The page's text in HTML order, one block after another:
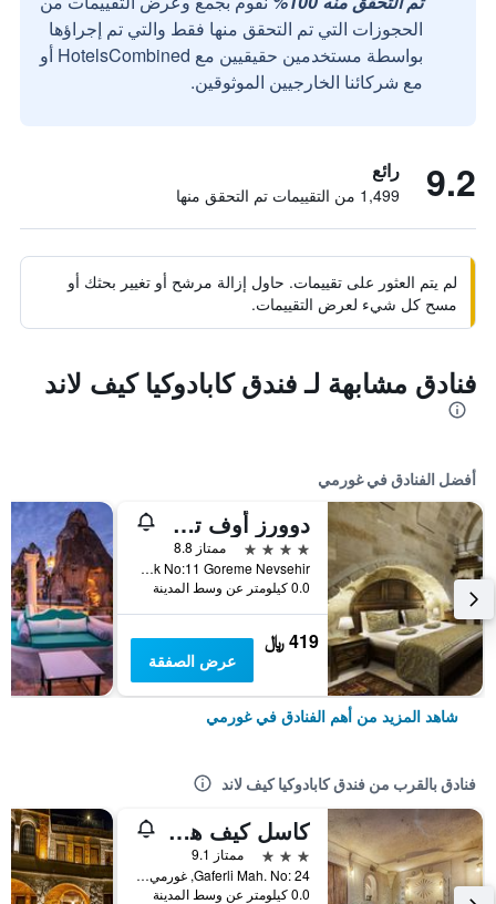
الحجوزات التي تم التحقق منها فقط والتي تم إجراؤها
بواسطة مستخدمين حقيقيين مع HotelsCombined أو
مع شركائنا الخارجيين الموثوقين.
9.2 رائع
1,499 من التقييمات تم التحقق منها
لم يتم العثور على تقييمات. حاول إزالة مرشح أو تغيير بحثك أو
مسح كل شيء لعرض التقييمات.
فنادق مشابهة لـ فندق كابادوكيا كيف لاند
أفضل الفنادق في غورمي
دوورز أوف تشيبيدوشيا
4 نجوم
ممتاز 8.8
Orta Mahallesi Mizrak Sokak No:11 Goreme Nevsehir, غورمي, تركيا
0.0 كيلومتر عن وسط المدينة
419 ﷼
عرض الصفقة
شاهد المزيد من أهم الفنادق في غورمي
فنادق بالقرب من فندق كابادوكيا كيف لاند
كاسل كيف هوتل
3 نجوم
ممتاز 9.1
Gaferli Mah. No: 24, غورمي, تركيا
0.0 كيلومتر عن وسط المدينة